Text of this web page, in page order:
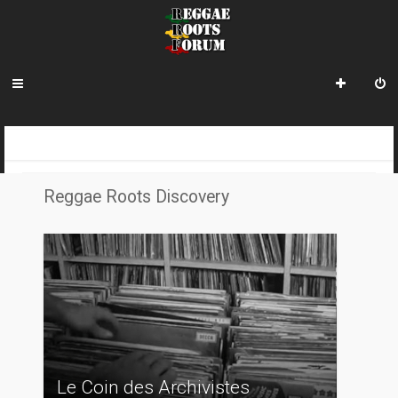
Reggae Roots Discovery
Le Coin des Archivistes